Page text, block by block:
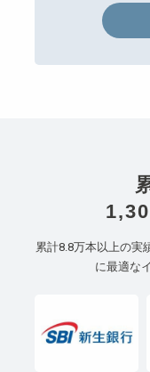
累計8.8万本以上の実
に最適な